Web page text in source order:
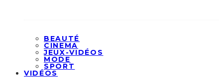
BEAUTÉ
CINEMA
JEUX-VIDÉOS
MODE
SPORT
VIDÉOS